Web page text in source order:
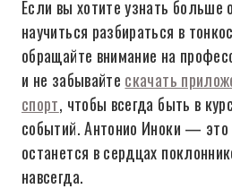
Если вы хотите узнать больше
научиться разбираться в
обращайте внимание на
и не забывайте скачать
спорт, чтобы всегда быть в
событий. Антонио Иноки — это
останется в сердцах
навсегда.